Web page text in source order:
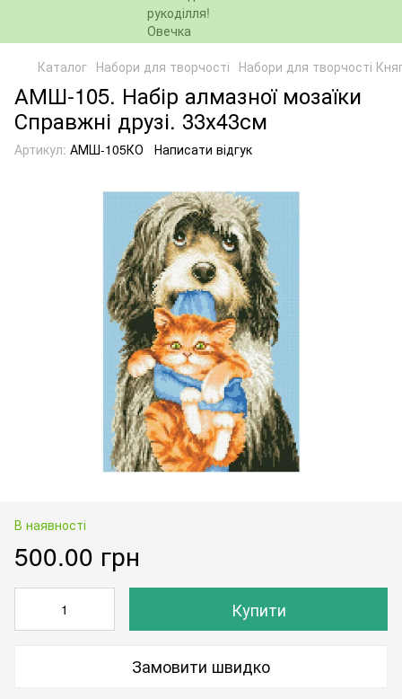
Каталог Набори для творчості Набори для творчості
АМШ-105. Набір алмазної мозаїки
Справжні друзі. 33х43см
Артикул: АМШ-105КО Написати відгук
В наявності
500.00 грн
Купити
Замовити швидко